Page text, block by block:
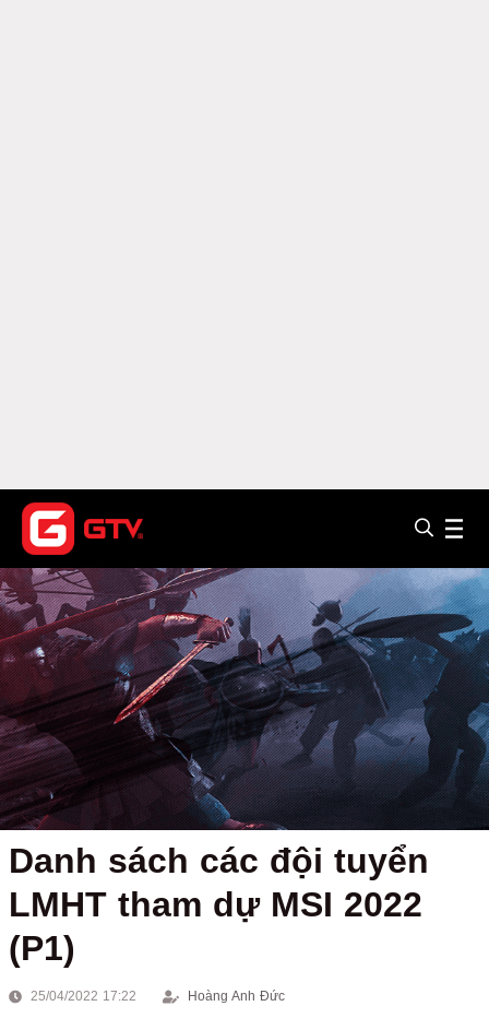
Danh sách các đội tuyển
LMHT tham dự MSI 2022
(P1)
25/04/2022 17:22 Hoàng Anh Đức